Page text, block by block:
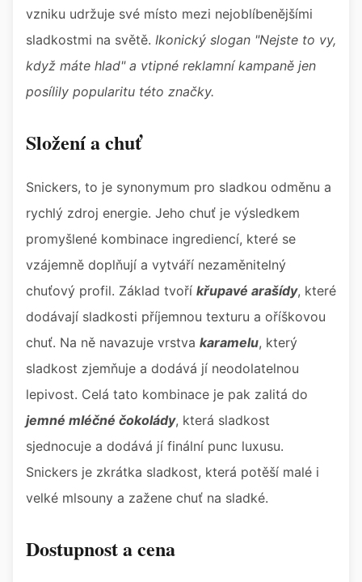
vzniku udržuje své místo mezi nejoblíbenějšími
sladkostmi na světě. Ikonický slogan "Nejste to vy,
když máte hlad" a vtipné reklamní kampaně jen
posílily popularitu této značky.
Složení a chuť
Snickers, to je synonymum pro sladkou odměnu a
rychlý zdroj energie. Jeho chuť je výsledkem
promyšlené kombinace ingrediencí, které se
vzájemně doplňují a vytváří nezaměnitelný
chuťový profil. Základ tvoří křupavé arašídy, které
dodávají sladkosti příjemnou texturu a oříškovou
chuť. Na ně navazuje vrstva karamelu, který
sladkost zjemňuje a dodává jí neodolatelnou
lepivost. Celá tato kombinace je pak zalitá do
jemné mléčné čokolády, která sladkost
sjednocuje a dodává jí finální punc luxusu.
Snickers je zkrátka sladkost, která potěší malé i
velké mlsouny a zažene chuť na sladké.
Dostupnost a cena